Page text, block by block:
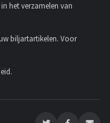
het verzamelen van
biljartartikelen. Voor